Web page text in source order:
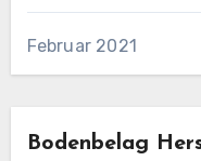
Februar 2021
Bodenbelag